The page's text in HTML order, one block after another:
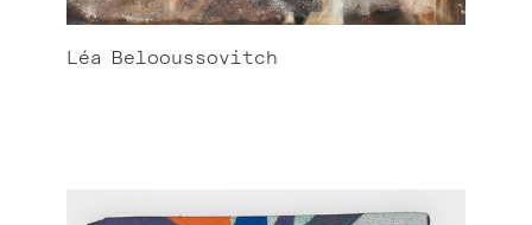
Léa Belooussovitch